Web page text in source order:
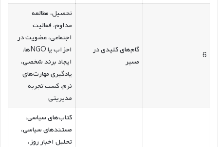
6
گام‌های کلیدی در
مسیر
تحصیل، مطالعه
مداوم، فعالیت
اجتماعی، عضویت در
احزاب یا NGOها،
ایجاد برند شخصی،
یادگیری مهارت‌های
نرم، کسب تجربه
مدیریتی
کتاب‌های سیاسی،
مستندهای سیاسی،
تحلیل اخبار روز،